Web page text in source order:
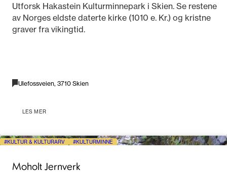
Utforsk Hakastein Kulturminnepark i Skien. Se restene
av Norges eldste daterte kirke (1010 e. Kr.) og kristne
graver fra vikingtid.
Ulefossveien, 3710 Skien
LES MER
KULTUR & KULTURARV KULTURMINNE
Moholt Jernverk